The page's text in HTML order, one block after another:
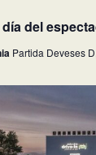
del
Partida Deveses